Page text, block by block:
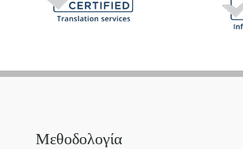
Μεθοδολογία